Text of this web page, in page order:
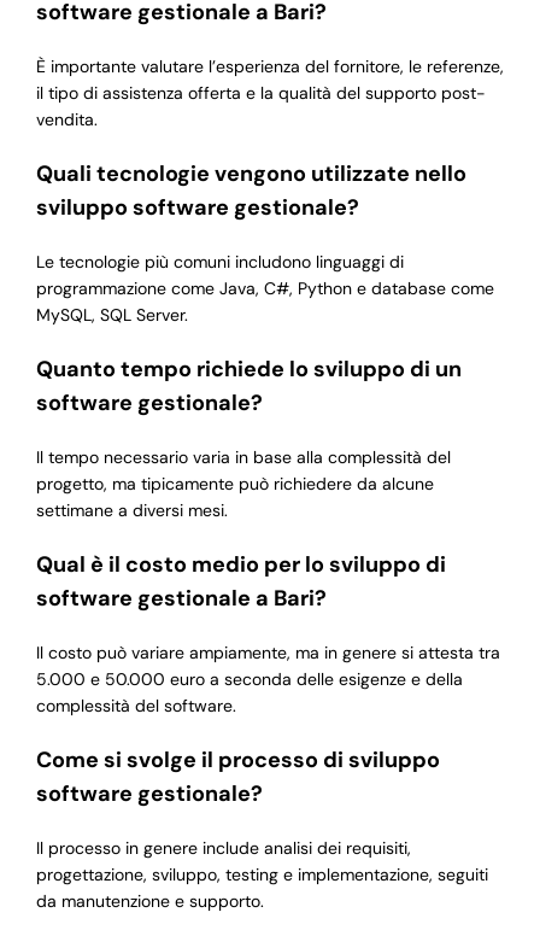
software gestionale a Bari?
È importante valutare l’esperienza del fornitore, le referenze,
il tipo di assistenza offerta e la qualità del supporto post-
vendita.
Quali tecnologie vengono utilizzate nello
sviluppo software gestionale?
Le tecnologie più comuni includono linguaggi di
programmazione come Java, C#, Python e database come
MySQL, SQL Server.
Quanto tempo richiede lo sviluppo di un
software gestionale?
Il tempo necessario varia in base alla complessità del
progetto, ma tipicamente può richiedere da alcune
settimane a diversi mesi.
Qual è il costo medio per lo sviluppo di
software gestionale a Bari?
Il costo può variare ampiamente, ma in genere si attesta tra
5.000 e 50.000 euro a seconda delle esigenze e della
complessità del software.
Come si svolge il processo di sviluppo
software gestionale?
Il processo in genere include analisi dei requisiti,
progettazione, sviluppo, testing e implementazione, seguiti
da manutenzione e supporto.